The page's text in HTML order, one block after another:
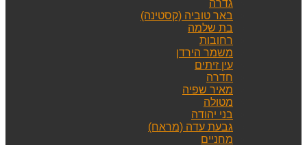
גדרה
באר טוביה (קסטינה)
בת שלמה
רחובות
משמר הירדן
עין זיתים
חדרה
מאיר שפיה
מטולה
בני יהודה
גבעת עדה (מראח)
מחניים